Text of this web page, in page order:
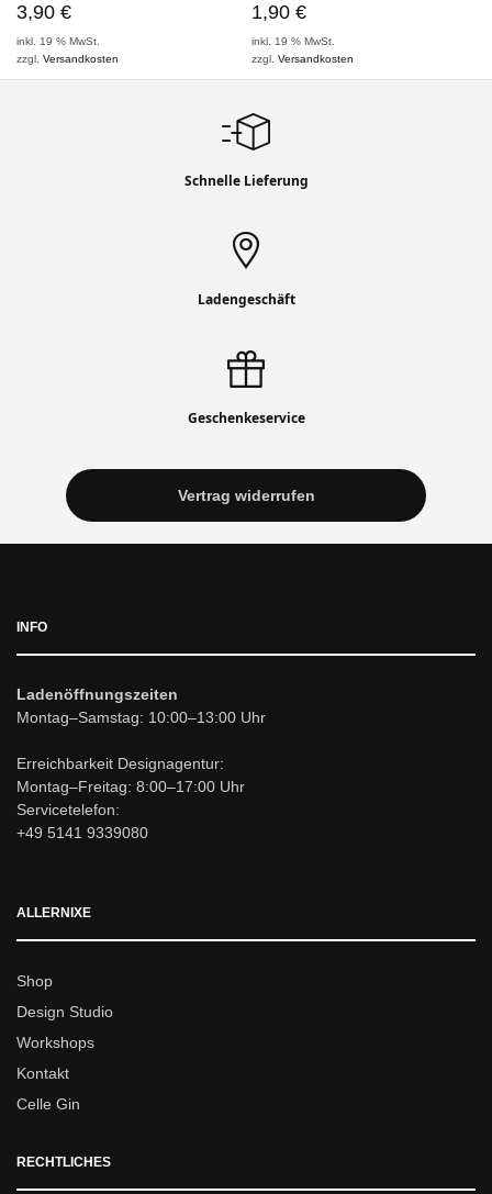
3,90 €
inkl. 19 % MwSt.
zzgl.Versandkosten
1,90 €
inkl. 19 % MwSt.
zzgl.Versandkosten
Schnelle Lieferung
Ladengeschäft
Geschenkeservice
Vertrag widerrufen
INFO
Ladenöffnungszeiten
Montag–Samstag: 10:00–13:00 Uhr
Erreichbarkeit Designagentur:
Montag–Freitag: 8:00–17:00 Uhr
Servicetelefon:
+49 5141 9339080
ALLERNIXE
Shop
Design Studio
Workshops
Kontakt
Celle Gin
RECHTLICHES